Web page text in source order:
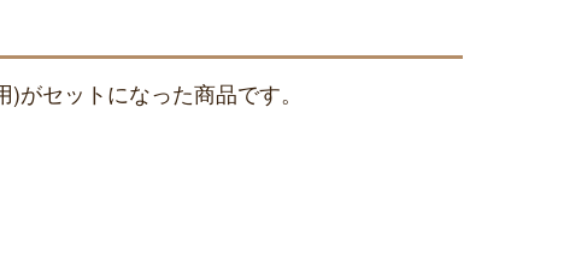
がセットになった商品です。